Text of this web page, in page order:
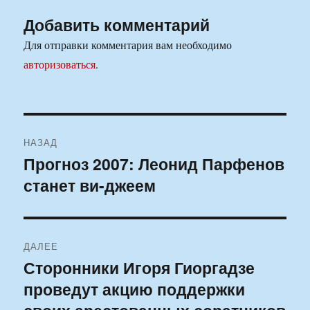
Добавить комментарий
Для отправки комментария вам необходимо
авторизоваться.
по
записям
НАЗАД
Предыдущая
запись:
Прогноз 2007: Леонид Парфенов
станет ви-джеем
ДАЛЕЕ
Следующая
запись:
Сторонники Игоря Гиоргадзе
проведут акцию поддержки